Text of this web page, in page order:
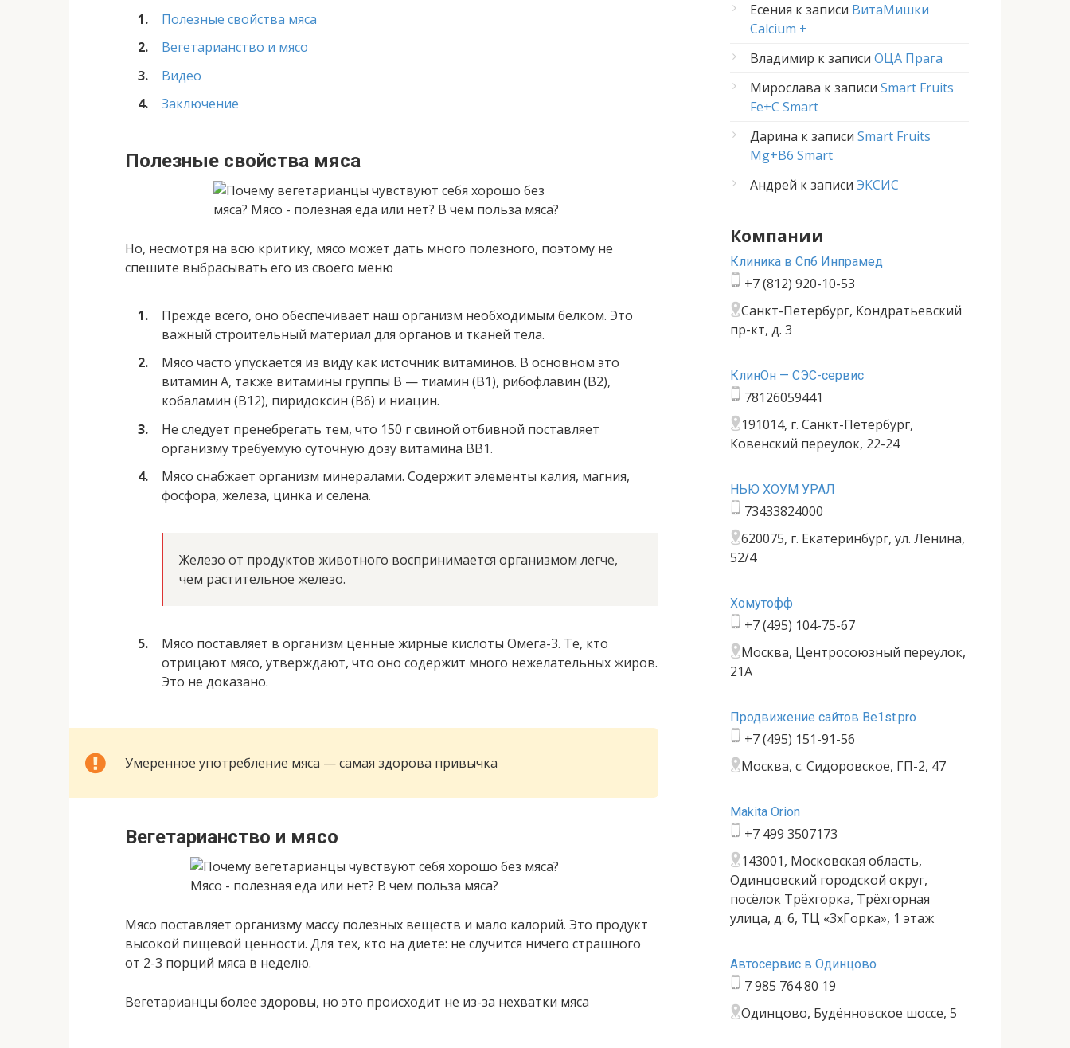
Полезные свойства мяса
Вегетарианство и мясо
Видео
Заключение
Полезные свойства мяса
Но, несмотря на всю критику, мясо может дать много полезного, поэтому не
спешите выбрасывать его из своего меню
Прежде всего, оно обеспечивает наш организм необходимым белком. Это
важный строительный материал для органов и тканей тела.
Мясо часто упускается из виду как источник витаминов. В основном это
витамин А, также витамины группы В — тиамин (В1), рибофлавин (В2),
кобаламин (В12), пиридоксин (В6) и ниацин.
Не следует пренебрегать тем, что 150 г свиной отбивной поставляет
организму требуемую суточную дозу витамина BB1.
Мясо снабжает организм минералами. Содержит элементы калия, магния,
фосфора, железа, цинка и селена.
Железо от продуктов животного воспринимается организмом легче,
чем растительное железо.
Мясо поставляет в организм ценные жирные кислоты Омега-3. Те, кто
отрицают мясо, утверждают, что оно содержит много нежелательных жиров.
Это не доказано.
Умеренное употребление мяса — самая здорова привычка
Вегетарианство и мясо
Мясо поставляет организму массу полезных веществ и мало калорий. Это продукт
высокой пищевой ценности. Для тех, кто на диете: не случится ничего страшного
от 2-3 порций мяса в неделю.
Вегетарианцы более здоровы, но это происходит не из-за нехватки мяса
Есения к записи ВитаМишки
Calcium +
Владимир к записи ОЦА Прага
Мирослава к записи Smart Fruits
Fe+C Smart
Дарина к записи Smart Fruits
Mg+B6 Smart
Андрей к записи ЭКСИС
Компании
Клиника в Спб Инпрамед
+7 (812) 920-10-53
Санкт-Петербург, Кондратьевский
пр-кт, д. 3
КлинОн — СЭС-сервис
78126059441
191014, г. Санкт-Петербург,
Ковенский переулок, 22-24
НЬЮ ХОУМ УРАЛ
73433824000
620075, г. Екатеринбург, ул. Ленина,
52/4
Хомутофф
+7 (495) 104-75-67
Москва, Центросоюзный переулок,
21А
Продвижение сайтов Be1st.pro
+7 (495) 151-91-56
Москва, с. Сидоровское, ГП-2, 47
Makita Orion
+7 499 3507173
143001, Московская область,
Одинцовский городской округ,
посёлок Трёхгорка, Трёхгорная
улица, д. 6, ТЦ «3хГорка», 1 этаж
Автосервис в Одинцово
7 985 764 80 19
Одинцово, Будённовское шоссе, 5